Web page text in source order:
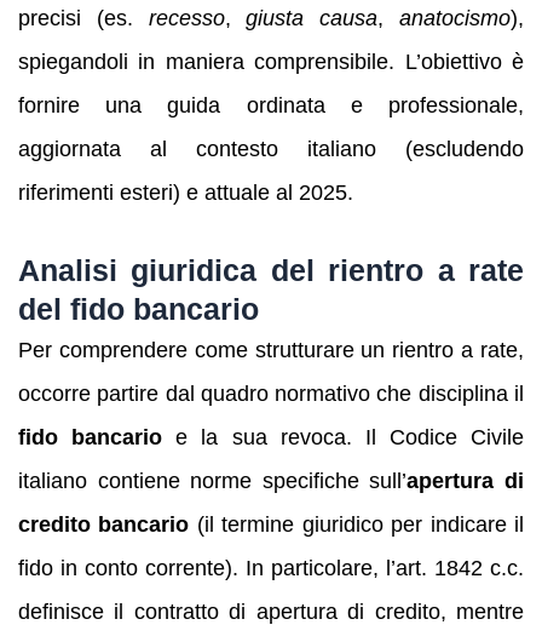
precisi (es. recesso,giusta causa,anatocismo),
spiegandoli in maniera comprensibile. L’obiettivo è
fornire una guida ordinata e professionale,
aggiornata al contesto italiano (escludendo
riferimenti esteri) e attuale al 2025.
Analisi giuridica del rientro a rate
del fido bancario
Per comprendere come strutturare un rientro a rate,
occorre partire dal quadro normativo che disciplina il
fido bancario e la sua revoca. Il Codice Civile
italiano contiene norme specifiche sull’apertura di
credito bancario (il termine giuridico per indicare il
fido in conto corrente). In particolare, l’art. 1842 c.c.
definisce il contratto di apertura di credito, mentre